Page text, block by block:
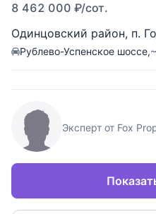
8 462 000 ₽/сот.
Одинцовский район, п.
Рублево-Успенское шоссе,
Эксперт от Fox